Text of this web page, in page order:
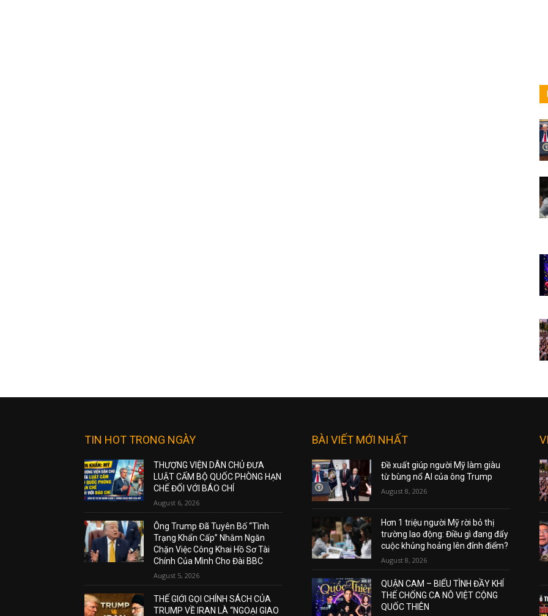
TIN HOT TRONG NGÀY
THƯỢNG VIỆN DÂN CHỦ ĐƯA
LUẬT CẤM BỘ QUỐC PHÒNG HẠN
CHẾ ĐỐI VỚI BÁO CHÍ
August 6, 2026
Ông Trump Đã Tuyên Bố “Tình
Trạng Khẩn Cấp” Nhằm Ngăn
Chặn Việc Công Khai Hồ Sơ Tài
Chính Của Mình Cho Đài BBC
August 5, 2026
THẾ GIỚI GỌI CHÍNH SÁCH CỦA
TRUMP VỀ IRAN LÀ “NGOẠI GIAO
BÀI VIẾT MỚI NHẤT
Đề xuất giúp người Mỹ làm giàu
từ bùng nổ AI của ông Trump
August 8, 2026
Hơn 1 triệu người Mỹ rời bỏ thị
trường lao động: Điều gì đang đẩy
cuộc khủng hoảng lên đỉnh điểm?
August 8, 2026
QUẬN CAM – BIỂU TÌNH ĐẦY KHÍ
THẾ CHỐNG CA NÔ VIỆT CỘNG
QUỐC THIÊN